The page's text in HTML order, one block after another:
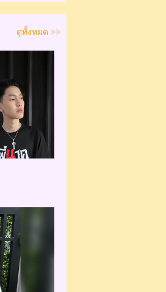
ดูทั้งหมด >>